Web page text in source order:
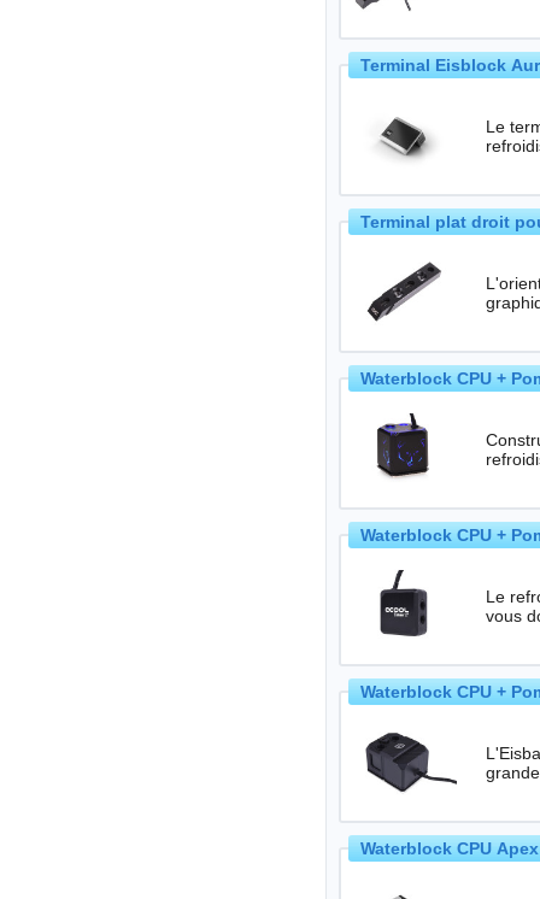
Terminal Eisblock
Le
Terminal plat droit
Waterblock CPU +
Waterblock CPU +
Le
vous
Waterblock CPU +
Waterblock CPU